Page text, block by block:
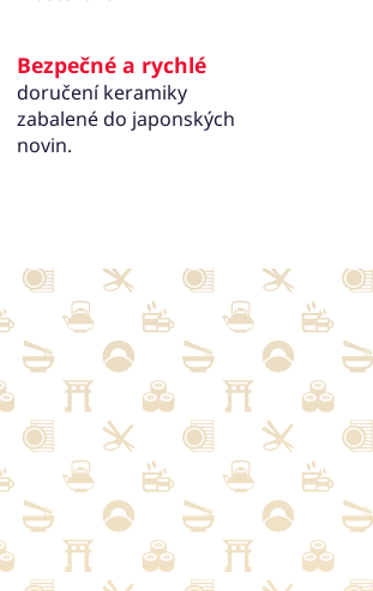
Bezpečné a rychlé
doručení keramiky
zabalené do japonských
novin.